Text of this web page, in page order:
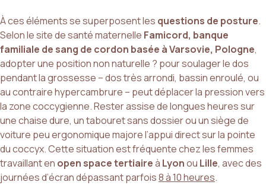
À ces éléments se superposent les questions de posture.
Selon le site de santé maternelle Famicord, banque
familiale de sang de cordon basée à Varsovie, Pologne,
adopter une position non naturelle ? pour soulager le dos
pendant la grossesse – dos très arrondi, bassin enroulé, ou
au contraire hypercambrure – peut déplacer la pression vers
la zone coccygienne. Rester assise de longues heures sur
une chaise dure, un tabouret sans dossier ou un siège de
voiture peu ergonomique majore l’appui direct sur la pointe
du coccyx. Cette situation est fréquente chez les femmes
travaillant en open space tertiaireà Lyonou Lille, avec des
journées d’écran dépassant parfois8 à 10 heures.